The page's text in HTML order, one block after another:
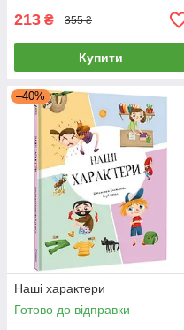
213 ₴ 355 ₴
Купити
–40%
Наші характери
Готово до відправки